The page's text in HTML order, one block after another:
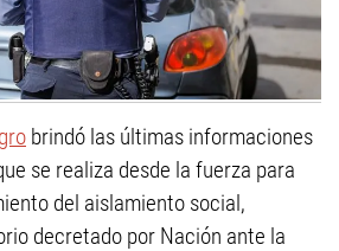
brindó las últimas informaciones
se realiza desde la fuerza para
del aislamiento social,
decretado por Nación ante la